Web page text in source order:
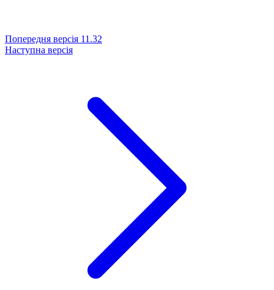
Попередня версія 11.32
Наступна версія